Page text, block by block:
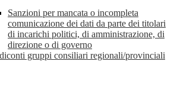
Sanzioni per mancata o incompleta
comunicazione dei dati da parte dei titolari
di incarichi politici, di amministrazione, di
direzione o di governo
gruppi consiliari regionali/provinciali